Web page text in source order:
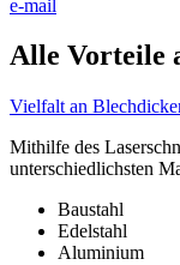
e-mail
Alle Vorteile
Vielfalt an
Mithilfe des
unterschiedlichsten
Baustahl
Edelstahl
Aluminium